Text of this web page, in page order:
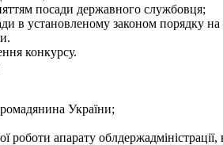
посади державного службовця;
в установленому законом порядку
конкурсу.
України;
роботи апарату